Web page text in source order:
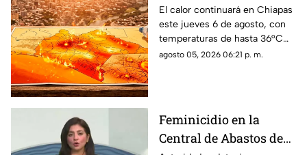
municipios alcanzarán
hasta 36°C este jueves
El calor continuará en Chiapas
este jueves 6 de agosto, con
temperaturas de hasta 36°C
en algunos municipios y
agosto 05, 2026 06:21 p. m.
Feminicidio en la
Central de Abastos de